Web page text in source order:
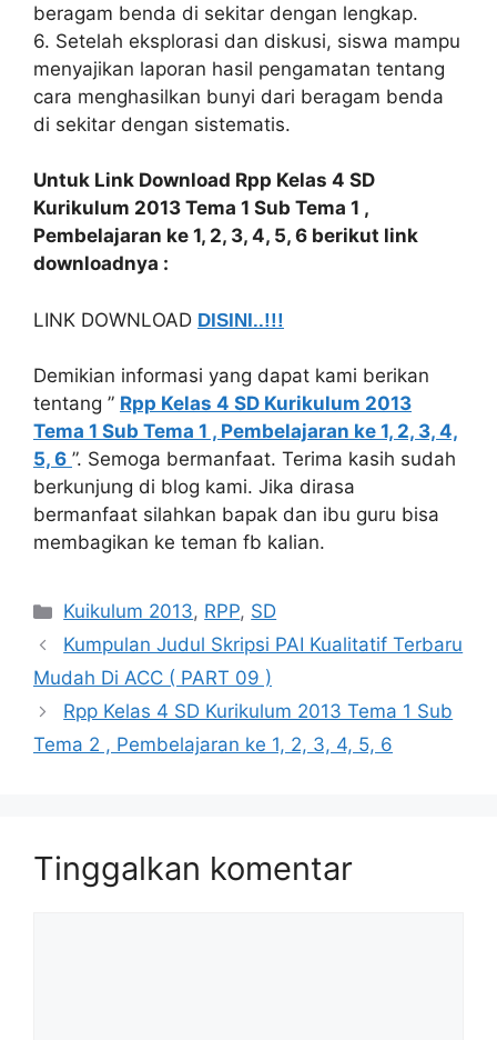
beragam benda di sekitar dengan lengkap.
6. Setelah eksplorasi dan diskusi, siswa mampu
menyajikan laporan hasil pengamatan tentang
cara menghasilkan bunyi dari beragam benda
di sekitar dengan sistematis.
Untuk Link Download Rpp Kelas 4 SD
Kurikulum 2013 Tema 1 Sub Tema 1 ,
Pembelajaran ke 1, 2, 3, 4, 5, 6 berikut link
downloadnya :
LINK DOWNLOAD DISINI..!!!
Demikian informasi yang dapat kami berikan
tentang ” Rpp Kelas 4 SD Kurikulum 2013
Tema 1 Sub Tema 1 , Pembelajaran ke 1, 2, 3, 4,
5, 6 ”. Semoga bermanfaat. Terima kasih sudah
berkunjung di blog kami. Jika dirasa
bermanfaat silahkan bapak dan ibu guru bisa
membagikan ke teman fb kalian.
Kategori
Kuikulum 2013, RPP, SD
Kumpulan Judul Skripsi PAI Kualitatif Terbaru
Mudah Di ACC ( PART 09 )
Rpp Kelas 4 SD Kurikulum 2013 Tema 1 Sub
Tema 2 , Pembelajaran ke 1, 2, 3, 4, 5, 6
Tinggalkan komentar